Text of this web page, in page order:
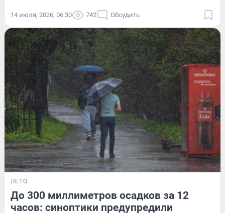
14 июля, 2026, 06:30 742 Обсудить
ЛЕТО
До 300 миллиметров осадков за 12
часов: синоптики предупредили